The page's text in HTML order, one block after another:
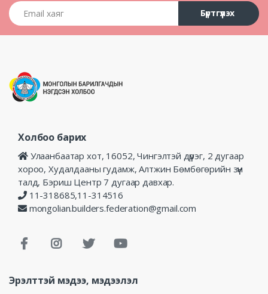
Email хаяг
Бүртгүүлэх
Холбоо барих
Улаанбаатар хот, 16052, Чингэлтэй дүүрэг, 2 дугаар
хороо, Худалдааны гудамж, Алтжин Бөмбөгөрийн зүүн
талд, Бэриш Центр 7 дугаар давхар.
11-318685,11-314516
mongolian.builders.federation@gmail.com
Эрэлттэй мэдээ, мэдээлэл